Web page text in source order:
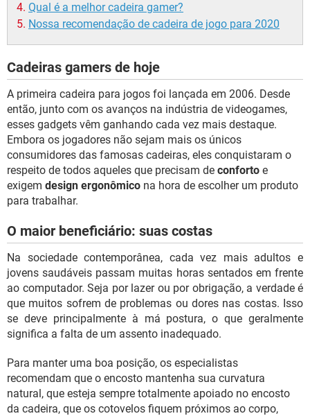
Qual é a melhor cadeira gamer?
Nossa recomendação de cadeira de jogo para 2020
Cadeiras gamers de hoje
A primeira cadeira para jogos foi lançada em 2006. Desde
então, junto com os avanços na indústria de videogames,
esses gadgets vêm ganhando cada vez mais destaque.
Embora os jogadores não sejam mais os únicos
consumidores das famosas cadeiras, eles conquistaram o
respeito de todos aqueles que precisam de conforto e
exigem design ergonômico na hora de escolher um produto
para trabalhar.
O maior beneficiário: suas costas
Na sociedade contemporânea, cada vez mais adultos e
jovens saudáveis ​​passam muitas horas sentados em frente
ao computador. Seja por lazer ou por obrigação, a verdade é
que muitos sofrem de problemas ou dores nas costas. Isso
se deve principalmente à má postura, o que geralmente
significa a falta de um assento inadequado.
Para manter uma boa posição, os especialistas
recomendam que o encosto mantenha sua curvatura
natural, que esteja sempre totalmente apoiado no encosto
da cadeira, que os cotovelos fiquem próximos ao corpo,